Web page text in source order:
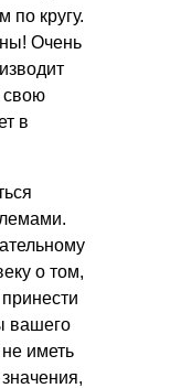
по кругу.
Очень
свою
в
о том,
вашего
иметь